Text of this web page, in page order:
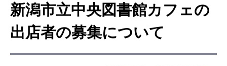
新潟市立中央図書館カフェの
出店者の募集について